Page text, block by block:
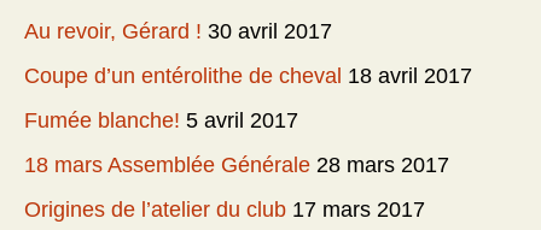
Au revoir, Gérard ! 30 avril 2017
Coupe d’un entérolithe de cheval 18 avril 2017
Fumée blanche! 5 avril 2017
18 mars Assemblée Générale 28 mars 2017
Origines de l’atelier du club 17 mars 2017